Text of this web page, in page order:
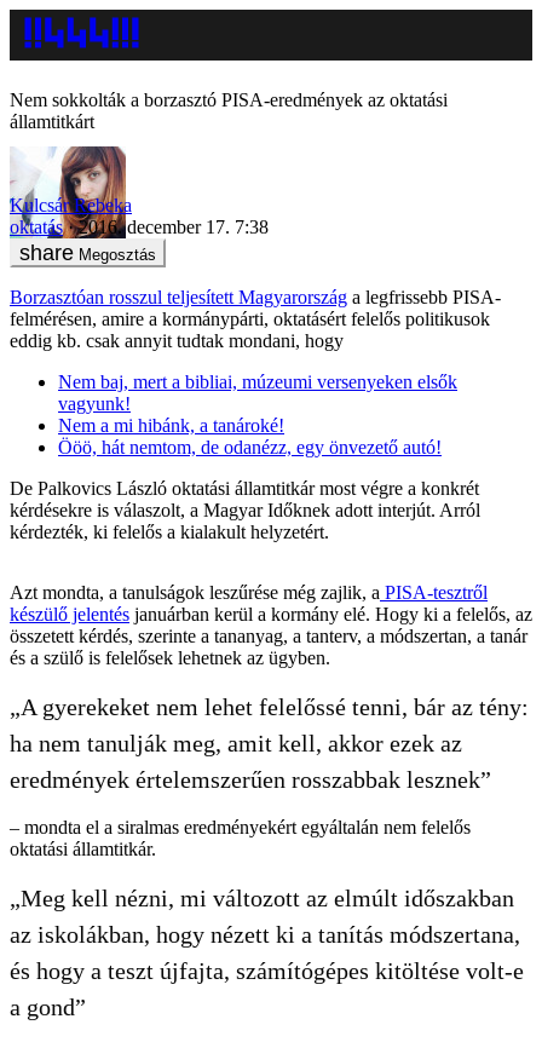
Nem sokkolták a borzasztó PISA-eredmények az oktatási
államtitkárt
Kulcsár Rebeka
oktatás
2016. december 17. 7:38
Megosztás
Borzasztóan rosszul teljesített Magyarország a legfrissebb PISA-
felmérésen, amire a kormánypárti, oktatásért felelős politikusok
eddig kb. csak annyit tudtak mondani, hogy
Nem baj, mert a bibliai, múzeumi versenyeken elsők
vagyunk!
Nem a mi hibánk, a tanároké!
Ööö, hát nemtom, de odanézz, egy önvezető autó!
De Palkovics László oktatási államtitkár most végre a konkrét
kérdésekre is válaszolt, a Magyar Időknek adott interjút. Arról
kérdezték, ki felelős a kialakult helyzetért.
Azt mondta, a tanulságok leszűrése még zajlik, a PISA-tesztről
készülő jelentés januárban kerül a kormány elé. Hogy ki a felelős, az
összetett kérdés, szerinte a tananyag, a tanterv, a módszertan, a tanár
és a szülő is felelősek lehetnek az ügyben.
„A gyerekeket nem lehet felelőssé tenni, bár az tény:
ha nem tanulják meg, amit kell, akkor ezek az
eredmények értelemszerűen rosszabbak lesznek”
– mondta el a siralmas eredményekért egyáltalán nem felelős
oktatási államtitkár.
„Meg kell nézni, mi változott az elmúlt időszakban
az iskolákban, hogy nézett ki a tanítás módszertana,
és hogy a teszt újfajta, számítógépes kitöltése volt-e
a gond”